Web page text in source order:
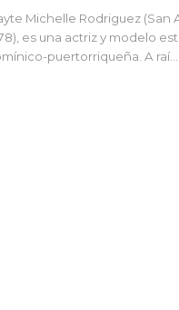
Michelle Rodriguez (San
es una actriz y modelo
puertorriqueña. A raí…